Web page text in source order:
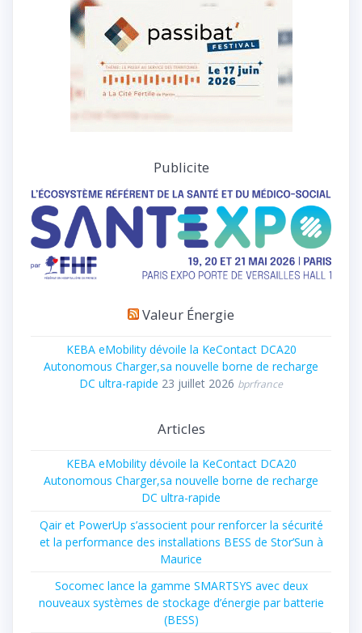
Publicite
Valeur Énergie
KEBA eMobility dévoile la KeContact DCA20
Autonomous Charger,sa nouvelle borne de recharge
DC ultra-rapide 23 juillet 2026 bprfrance
Articles
KEBA eMobility dévoile la KeContact DCA20
Autonomous Charger,sa nouvelle borne de recharge
DC ultra-rapide
Qair et PowerUp s’associent pour renforcer la sécurité
et la performance des installations BESS de Stor’Sun à
Maurice
Socomec lance la gamme SMARTSYS avec deux
nouveaux systèmes de stockage d’énergie par batterie
(BESS)